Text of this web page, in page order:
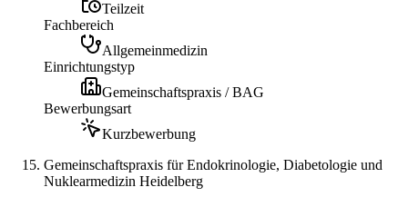
Teilzeit
Fachbereich
Allgemeinmedizin
Einrichtungstyp
Gemeinschaftspraxis / BAG
Bewerbungsart
Kurzbewerbung
Gemeinschaftspraxis für Endokrinologie, Diabetologie und
Nuklearmedizin Heidelberg